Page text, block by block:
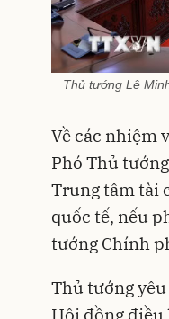
Thủ tướng Lê
Về các nhiệm
Phó Thủ
Trung tâm tài
quốc tế, nếu
tướng Chính
Thủ tướng
Hội đồng điều